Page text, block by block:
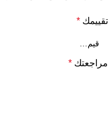
تقييمك *
مراجعتك *